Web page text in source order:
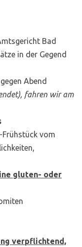
Bad
in der Gegend
Abend
fahren wir am
vom
gluten- oder
verpflichtend,